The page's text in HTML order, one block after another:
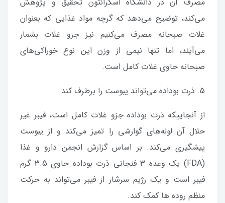
می‌کند، توضیح می‌دهد که گرچه مواد غذایی که بعنوان
غلات صبحانه مصرف می‌کنیم نیز جزو غلات بشمار
می‌آیند، اما تنها نیمی از وزن این نوع خوراکی‌های
صبحانه حاوی غلات کامل است.
5. ذرت بوداده می‌تواند یبوست را برطرف کند.
از آنجاییکه ذرت بوداده جزو غلات کامل است، فیبر غیر
حلال آن لوله‌های گوارشی را تمیز می‌کند و از یبوست
پیشگیری می‌کند. بر اساس گزارش انجمن دارو و غذا
(FDA) یک وعده 3 فنجانی ذرت بوداده حاوی 3.5 گرم
فیبر است و یک رژیم سرشار از فیبر می‌تواند به حرکت
منظم روده ها کمک کند.